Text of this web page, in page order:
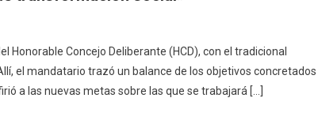
Honorable Concejo Deliberante (HCD), con el tradicional
el mandatario trazó un balance de los objetivos concretados
a las nuevas metas sobre las que se trabajará […]